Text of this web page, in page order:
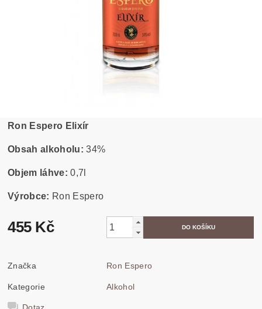
Ron Espero Elixír
Obsah alkoholu: 34%
Objem láhve: 0,7l
Výrobce: Ron Espero
455 Kč
Značka Ron Espero
Kategorie Alkohol
Dotaz